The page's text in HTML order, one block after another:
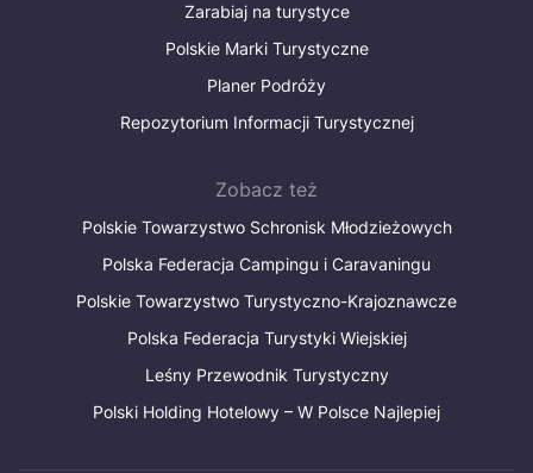
Zarabiaj na turystyce
Polskie Marki Turystyczne
Planer Podróży
Repozytorium Informacji Turystycznej
Zobacz też
Polskie Towarzystwo Schronisk Młodzieżowych
Polska Federacja Campingu i Caravaningu
Polskie Towarzystwo Turystyczno-Krajoznawcze
Polska Federacja Turystyki Wiejskiej
Leśny Przewodnik Turystyczny
Polski Holding Hotelowy – W Polsce Najlepiej